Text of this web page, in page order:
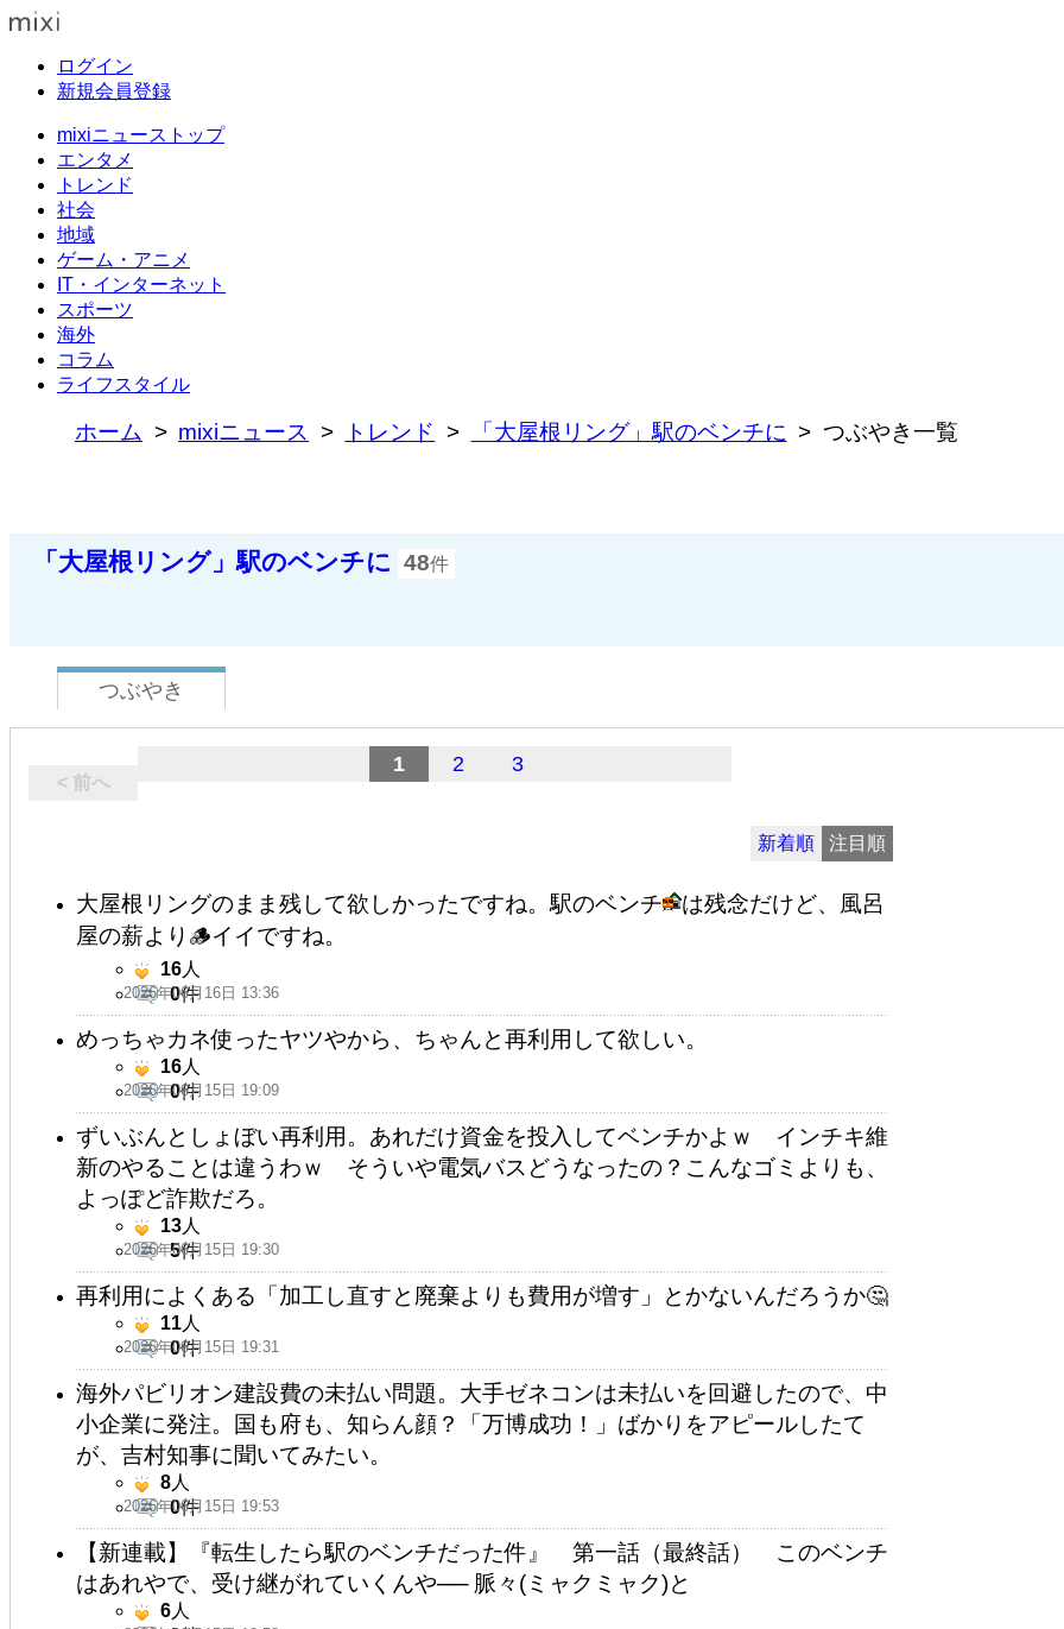
ログイン
新規会員登録
mixiニューストップ
エンタメ
トレンド
社会
地域
ゲーム・アニメ
IT・インターネット
スポーツ
海外
コラム
ライフスタイル
ホーム mixiニュース トレンド 「大屋根リング」駅のベンチに つぶやき一覧
「大屋根リング」駅のベンチに 48件
つぶやき
< 前へ
1 2 3
新着順 注目順
大屋根リングのまま残して欲しかったですね。駅のベンチ
は残念だけど、風呂
屋の薪より🪵イイですね。
2026年06月16日 13:36
16人
0件
めっちゃカネ使ったヤツやから、ちゃんと再利用して欲しい。
2026年06月15日 19:09
16人
0件
ずいぶんとしょぼい再利用。あれだけ資金を投入してベンチかよｗ インチキ維
新のやることは違うわｗ そういや電気バスどうなったの？こんなゴミよりも、
よっぽど詐欺だろ。
2026年06月15日 19:30
13人
5件
再利用によくある「加工し直すと廃棄よりも費用が増す」とかないんだろうか🤔
2026年06月15日 19:31
11人
0件
海外パビリオン建設費の未払い問題。大手ゼネコンは未払いを回避したので、中
小企業に発注。国も府も、知らん顔？「万博成功！」ばかりをアピールしたて
が、吉村知事に聞いてみたい。
2026年06月15日 19:53
8人
0件
【新連載】『転生したら駅のベンチだった件』 第一話（最終話） このベンチ
はあれやで、受け継がれていくんや── 脈々(ミャクミャク)と
6人